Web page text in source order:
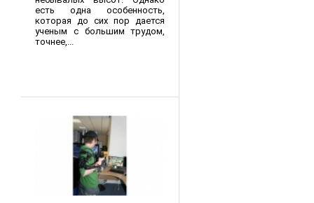
есть одна особенность,
которая до сих пор дается
ученым с большим трудом,
точнее,...